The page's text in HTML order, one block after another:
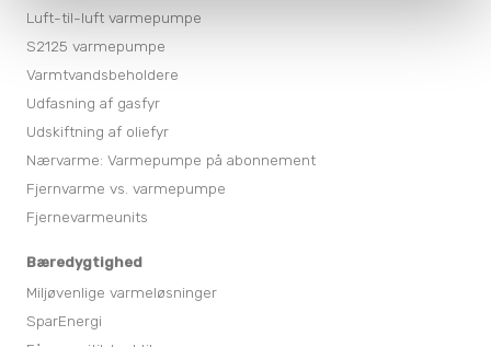
Luft-til-luft varmepumpe
S2125 varmepumpe
Varmtvandsbeholdere
Udfasning af gasfyr
Udskiftning af oliefyr
Nærvarme: Varmepumpe på abonnement
Fjernvarme vs. varmepumpe
Fjernevarmeunits
Bæredygtighed
Miljøvenlige varmeløsninger
SparEnergi